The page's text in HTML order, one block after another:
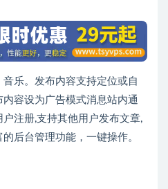
乐。发布内容支持定位或自
容设为广告模式消息站内通
注册,支持其他用户发布文章,
后台管理功能，一键操作。